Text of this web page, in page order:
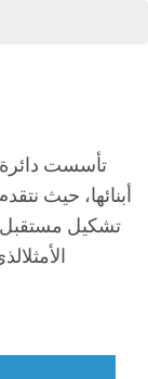
تأسست دائرة
أبنائها، حيث
تشكيل مستقبل